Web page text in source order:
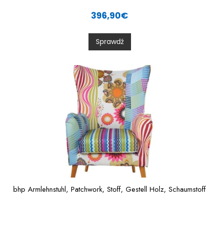
a
t
0
o
u
t
5
396,90€
Sprawdź
bhp Armlehnstuhl, Patchwork, Stoff, Gestell Holz, Schaumstoff